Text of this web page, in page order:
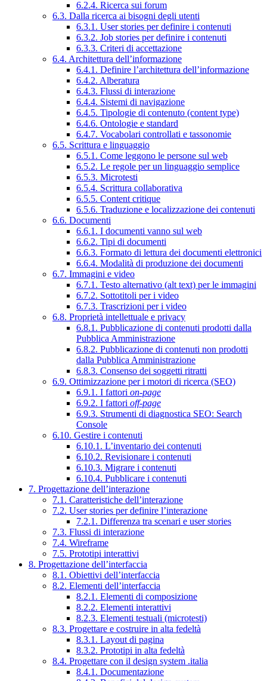
6.2.4. Ricerca sui forum
6.3. Dalla ricerca ai bisogni degli utenti
6.3.1. User stories per definire i contenuti
6.3.2. Job stories per definire i contenuti
6.3.3. Criteri di accettazione
6.4. Architettura dell’informazione
6.4.1. Definire l’architettura dell’informazione
6.4.2. Alberatura
6.4.3. Flussi di interazione
6.4.4. Sistemi di navigazione
6.4.5. Tipologie di contenuto (content type)
6.4.6. Ontologie e standard
6.4.7. Vocabolari controllati e tassonomie
6.5. Scrittura e linguaggio
6.5.1. Come leggono le persone sul web
6.5.2. Le regole per un linguaggio semplice
6.5.3. Microtesti
6.5.4. Scrittura collaborativa
6.5.5. Content critique
6.5.6. Traduzione e localizzazione dei contenuti
6.6. Documenti
6.6.1. I documenti vanno sul web
6.6.2. Tipi di documenti
6.6.3. Formato di lettura dei documenti elettronici
6.6.4. Modalità di produzione dei documenti
6.7. Immagini e video
6.7.1. Testo alternativo (alt text) per le immagini
6.7.2. Sottotitoli per i video
6.7.3. Trascrizioni per i video
6.8. Proprietà intellettuale e privacy
6.8.1. Pubblicazione di contenuti prodotti dalla
Pubblica Amministrazione
6.8.2. Pubblicazione di contenuti non prodotti
dalla Pubblica Amministrazione
6.8.3. Consenso dei soggetti ritratti
6.9. Ottimizzazione per i motori di ricerca (SEO)
6.9.1. I fattori on-page
6.9.2. I fattori off-page
6.9.3. Strumenti di diagnostica SEO: Search
Console
6.10. Gestire i contenuti
6.10.1. L’inventario dei contenuti
6.10.2. Revisionare i contenuti
6.10.3. Migrare i contenuti
6.10.4. Pubblicare i contenuti
7. Progettazione dell’interazione
7.1. Caratteristiche dell’interazione
7.2. User stories per definire l’interazione
7.2.1. Differenza tra scenari e user stories
7.3. Flussi di interazione
7.4. Wireframe
7.5. Prototipi interattivi
8. Progettazione dell’interfaccia
8.1. Obiettivi dell’interfaccia
8.2. Elementi dell’interfaccia
8.2.1. Elementi di composizione
8.2.2. Elementi interattivi
8.2.3. Elementi testuali (microtesti)
8.3. Progettare e costruire in alta fedeltà
8.3.1. Layout di pagina
8.3.2. Prototipi in alta fedeltà
8.4. Progettare con il design system .italia
8.4.1. Documentazione